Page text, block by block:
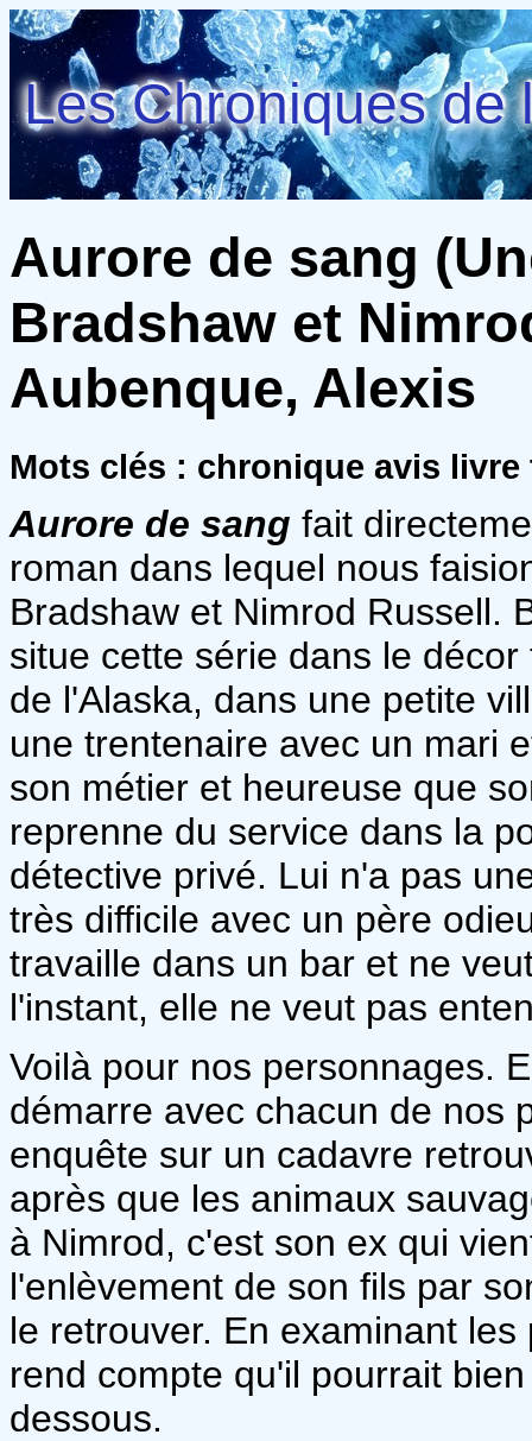
Les Chroniques de
Aurore de sang
Bradshaw et
Aubenque, Alexis
Mots clés : chronique avis
Aurore de sang fait
roman dans lequel nous
Bradshaw et Nimrod Russell.
situe cette série dans le
de l'Alaska, dans une petite
une trentenaire avec un mari
son métier et heureuse que
reprenne du service dans la
détective privé. Lui n'a pas
très difficile avec un père
travaille dans un bar et ne
l'instant, elle ne veut pas
Voilà pour nos personnages.
démarre avec chacun de nos
enquête sur un cadavre
après que les animaux
à Nimrod, c'est son ex qui
l'enlèvement de son fils par
le retrouver. En examinant
rend compte qu'il pourrait
dessous.